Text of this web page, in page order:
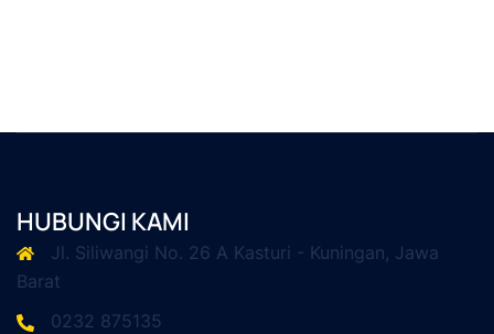
HUBUNGI KAMI
Jl. Siliwangi No. 26 A Kasturi - Kuningan, Jawa
Barat
0232 875135